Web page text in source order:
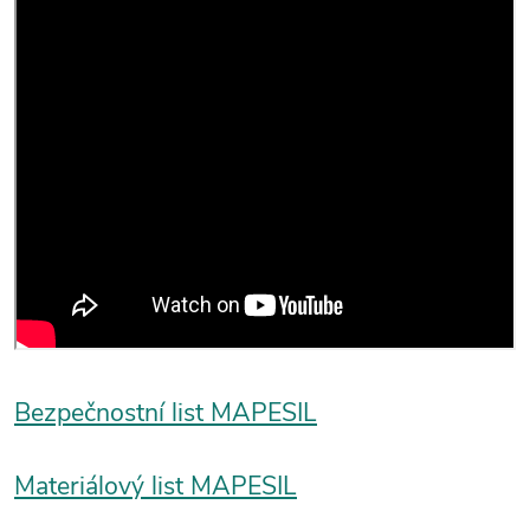
Bezpečnostní list MAPESIL
Materiálový list MAPESIL